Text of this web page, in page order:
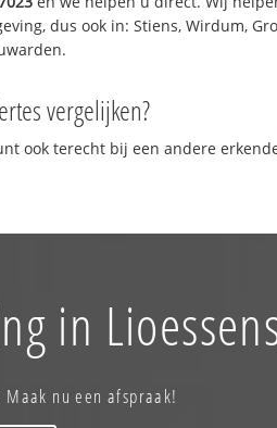
dus ook in: Stiens, Wirdum,
vergelijken?
ook terecht bij een andere
in
nu een afspraak!